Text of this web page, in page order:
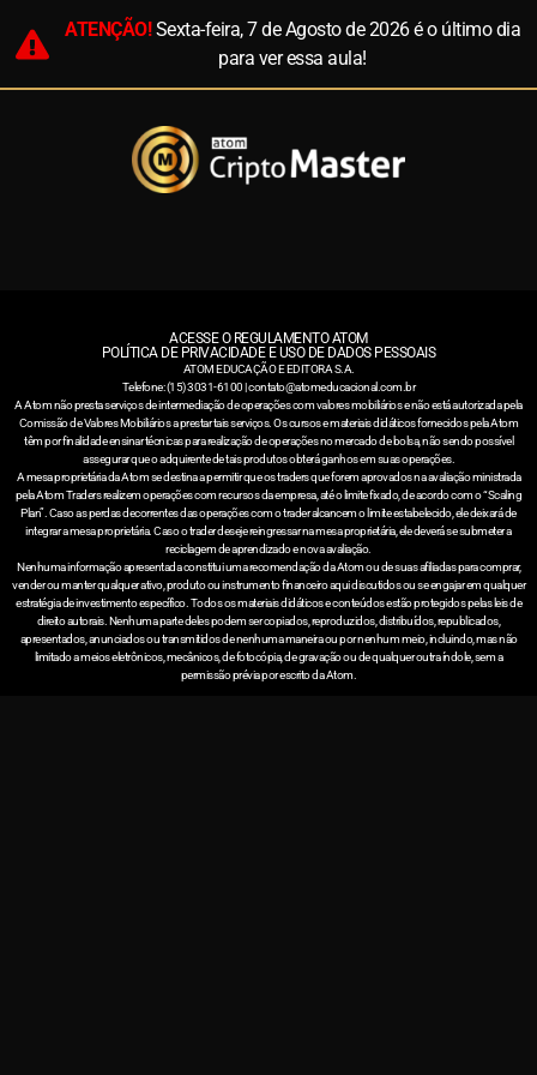
ATENÇÃO! Sexta-feira, 7 de Agosto de 2026é o último dia
para ver essa aula!
ACESSE O REGULAMENTO ATOM
POLÍTICA DE PRIVACIDADE E USO DE DADOS PESSOAIS
ATOM EDUCAÇÃO E EDITORA S.A.
Telefone: (15) 3031-6100 |contato@atomeducacional.com.br
A Atom não presta serviços de intermediação de operações com valores mobiliários e não está autorizada pela
Comissão de Valores Mobiliários a prestar tais serviços. Os cursos e materiais didáticos fornecidos pela Atom
têm por finalidade ensinar técnicas para realização de operações no mercado de bolsa, não sendo possível
assegurar que o adquirente de tais produtos obterá ganhos em suas operações.
A mesa proprietária da Atom se destina a permitir que os traders que forem aprovados na avaliação ministrada
pela Atom Traders realizem operações com recursos da empresa, até o limite fixado, de acordo com o “Scaling
Plan”. Caso as perdas decorrentes das operações com o trader alcancem o limite estabelecido, ele deixará de
integrar a mesa proprietária. Caso o trader deseje reingressar na mesa proprietária, ele deverá se submeter a
reciclagem de aprendizado e nova avaliação.
Nenhuma informação apresentada constitui uma recomendação da Atom ou de suas afiliadas para comprar,
vender ou manter qualquer ativo, produto ou instrumento financeiro aqui discutidos ou se engajar em qualquer
estratégia de investimento específico. Todos os materiais didáticos e conteúdos estão protegidos pelas leis de
direito autorais. Nenhuma parte deles podem ser copiados, reproduzidos, distribuídos, republicados,
apresentados, anunciados ou transmitidos de nenhuma maneira ou por nenhum meio, incluindo, mas não
limitado a meios eletrônicos, mecânicos, de fotocópia, de gravação ou de qualquer outra índole, sem a
permissão prévia por escrito da Atom.